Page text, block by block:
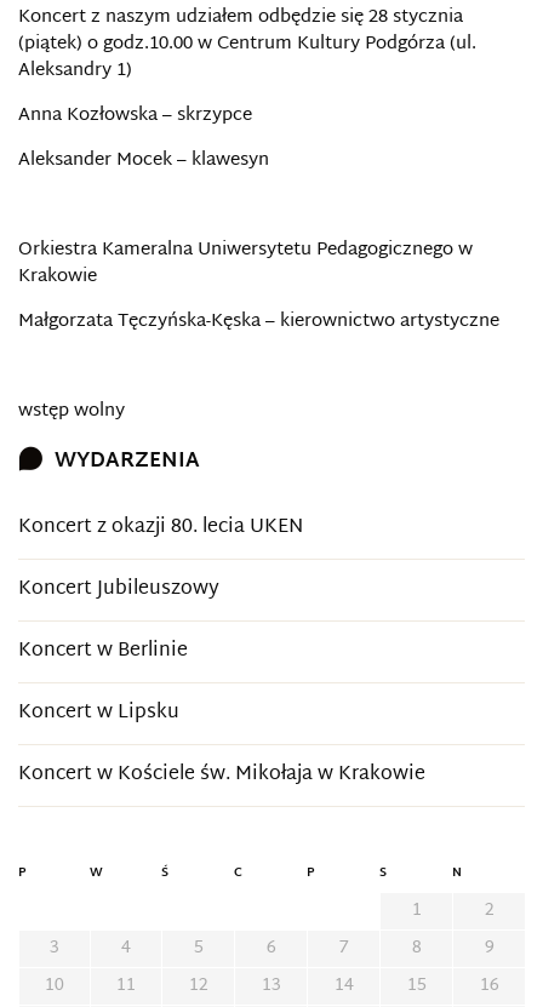
Koncert z naszym udziałem odbędzie się 28 stycznia
(piątek) o godz.10.00 w Centrum Kultury Podgórza (ul.
Aleksandry 1)
Anna Kozłowska – skrzypce
Aleksander Mocek – klawesyn
Orkiestra Kameralna Uniwersytetu Pedagogicznego w
Krakowie
Małgorzata Tęczyńska-Kęska – kierownictwo artystyczne
wstęp wolny
WYDARZENIA
Koncert z okazji 80. lecia UKEN
Koncert Jubileuszowy
Koncert w Berlinie
Koncert w Lipsku
Koncert w Kościele św. Mikołaja w Krakowie
P W Ś C P S N
1
2
3
4 5 6 7 8
9
10
11 12 13 14 15
16